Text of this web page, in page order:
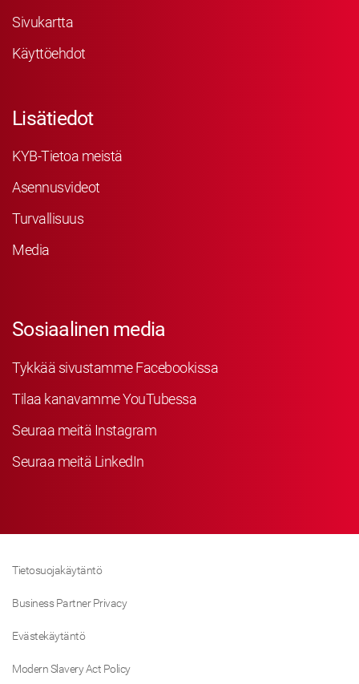
Sivukartta
Käyttöehdot
Lisätiedot
KYB-Tietoa meistä
Asennusvideot
Turvallisuus
Media
Sosiaalinen media
Tykkää sivustamme Facebookissa
Tilaa kanavamme YouTubessa
Seuraa meitä Instagram
Seuraa meitä LinkedIn
Tietosuojakäytäntö
Business Partner Privacy
Evästekäytäntö
Modern Slavery Act Policy